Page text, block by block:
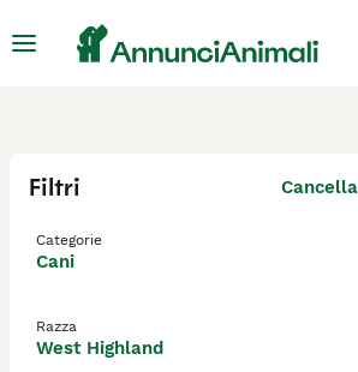
Filtri
Categorie
Cani
Razza
West Highland